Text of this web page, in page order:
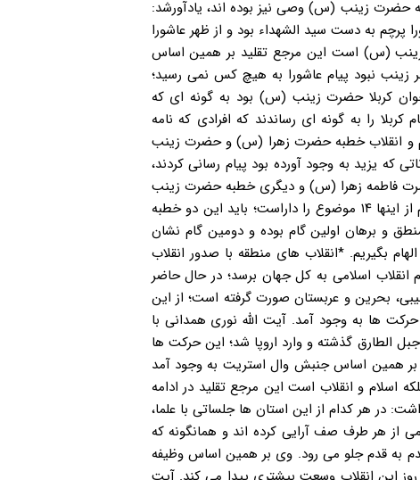
حضرت زینب (س) وصی نیز بوده اند، یادآورشد:
پرچم به دست سید الشهداء بود و از ظهر عاشورا
(س) است این مرجع تقلید بر همین اساس
زینب نبود پیام عاشورا به هیچ کس نمی رسید؛
خوان کربلا حضرت زینب (س) بود به گونه ای که
را به گونه ای رساندند که افرادی که نامه
و انقلاب خطبه حضرت زهرا (س) و حضرت زینب
یزید به وجود آورده بود پیام رسانی کردند،
حضرت فاطمه زهرا (س) و دیگری خطبه حضرت زینب
(س) که خطبه حضرت زهرا )س) در مدینه و خطبه حضرت زینب (س) در شام قرائت شد و هر کدام از اینها ۱۴ موضوع را داراست؛ باید این دو خطبه
و برهان اولین گام بوده و دومین گام نشان
بگیریم. *انقلاب های منطقه با صدور انقلاب
اسلامی به کل جهان برسد؛ در حال حاضر
بحرین و عربستان صورت گرفته است؛ از این
حرکت ها به وجود آمد. آیت الله نوری همدانی با
الطارق گذشته و وارد اروپا شد؛ این حرکت ها
و بر همین اساس جنبش وال استریت به وجود آمد
و انقلاب است این مرجع تقلید در ادامه
به چهره با مردم پس از فتنه ۸۸ اشاره کرد و اظهار داشت: در هر کدام از این استان ها جلساتی با علما،
از هر طرف صف آرایی کرده اند و همانگونه که
به قدم جلو می رود. وی بر همین اساس وظیفه